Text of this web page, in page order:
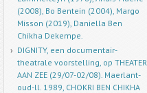
(2008), Bo Bentein (2004), Margo
Misson (2019), Daniella Ben
Chikha Dekempe.
DIGNITY, een documentair-
theatrale voorstelling, op THEATER
AAN ZEE (29/07-02/08). Maerlant-
oud-ll. 1989, CHOKRI BEN CHIKHA